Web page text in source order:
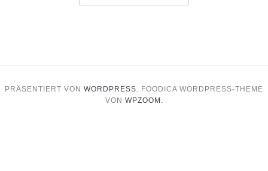
PRÄSENTIERT VON WORDPRESS. FOODICA WORDPRESS-THEME
VON WPZOOM.